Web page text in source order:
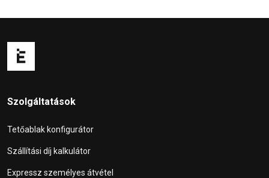
Szolgáltatások
Tetőablak konfigurátor
Szállítási díj kalkulátor
Expressz személyes átvétel